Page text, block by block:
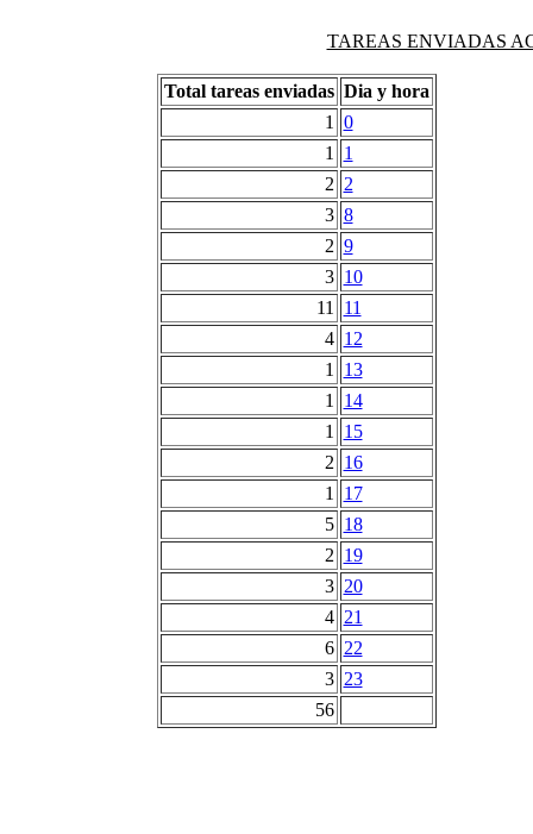
TAREAS ENVIADAS
Total tareas enviadas Dia y hora
1
0
1
1
2 2
3 8
2 9
3 10
11
11
4 12
1
13
1
14
1
15
2 16
1
17
5 18
2 19
3 20
4 21
6 22
3 23
56